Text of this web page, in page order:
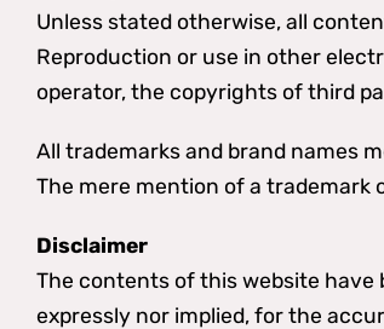
Unless stated otherwise, all
Reproduction or use in other
operator, the copyrights of third
All trademarks and brand names
The mere mention of a
Disclaimer
The contents of this website have
expressly nor implied, for the